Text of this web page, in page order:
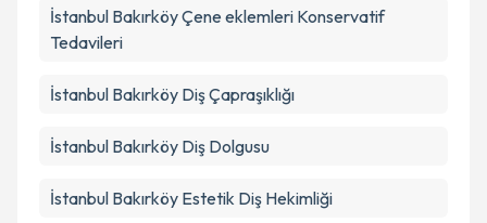
İstanbul Bakırköy Çene eklemleri Konservatif
Tedavileri
İstanbul Bakırköy Diş Çapraşıklığı
İstanbul Bakırköy Diş Dolgusu
İstanbul Bakırköy Estetik Diş Hekimliği